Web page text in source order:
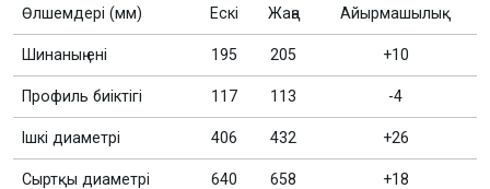
Өлшемдері (мм) Ескі Жаңа Айырмашылық
Шинаның ені 195 205 +10
Профиль биіктігі 117 113 -4
Ішкі диаметрі 406 432 +26
Сыртқы диаметрі 640 658 +18